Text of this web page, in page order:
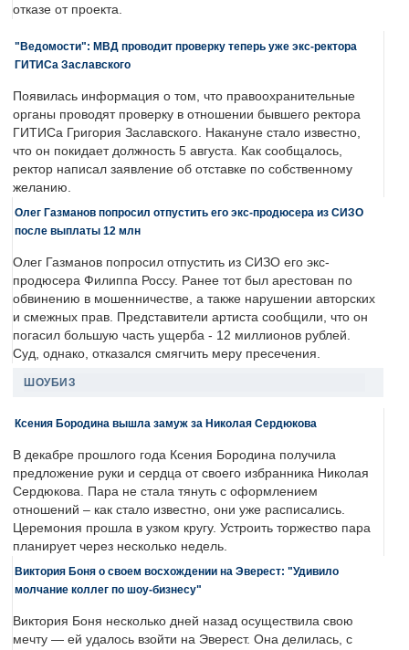
отказе от проекта.
"Ведомости": МВД проводит проверку теперь уже экс-ректора
ГИТИСа Заславского
Появилась информация о том, что правоохранительные
органы проводят проверку в отношении бывшего ректора
ГИТИСа Григория Заславского. Накануне стало известно,
что он покидает должность 5 августа. Как сообщалось,
ректор написал заявление об отставке по собственному
желанию.
Олег Газманов попросил отпустить его экс-продюсера из СИЗО
после выплаты 12 млн
Олег Газманов попросил отпустить из СИЗО его экс-
продюсера Филиппа Россу. Ранее тот был арестован по
обвинению в мошенничестве, а также нарушении авторских
и смежных прав. Представители артиста сообщили, что он
погасил большую часть ущерба - 12 миллионов рублей.
Суд, однако, отказался смягчить меру пресечения.
ШОУБИЗ
Ксения Бородина вышла замуж за Николая Сердюкова
В декабре прошлого года Ксения Бородина получила
предложение руки и сердца от своего избранника Николая
Сердюкова. Пара не стала тянуть с оформлением
отношений – как стало известно, они уже расписались.
Церемония прошла в узком кругу. Устроить торжество пара
планирует через несколько недель.
Виктория Боня о своем восхождении на Эверест: "Удивило
молчание коллег по шоу-бизнесу"
Виктория Боня несколько дней назад осуществила свою
мечту — ей удалось взойти на Эверест. Она делилась, с